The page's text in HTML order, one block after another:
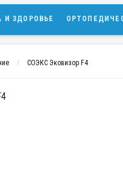
И ЗДОРОВЬЕ
СОЭКС Эковизор F4